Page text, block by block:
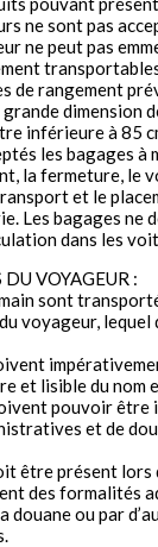
ne sont pas
ne peut pas
de rangement
dimension
inférieure à 85
les bagages à
la fermeture, le
et le
Les bagages ne
dans les
VOYAGEUR :
sont
voyageur, lequel
et lisible du nom
pouvoir être
et de
être présent lors
des formalités
douane ou par